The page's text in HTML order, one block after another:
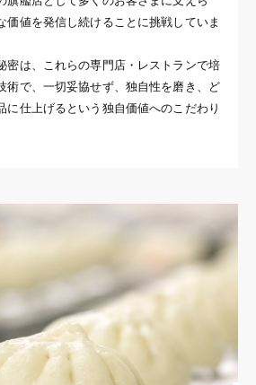
価値を発信し続けることに挑戦していま
密は、これらの専門店・レストランで培
術で、一切妥協せず、独自性を磨き、ど
に仕上げるという独自価値へのこだわり